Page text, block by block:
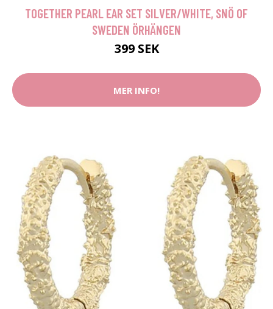
TOGETHER PEARL EAR SET SILVER/WHITE, SNÖ OF
SWEDEN ÖRHÄNGEN
399 SEK
MER INFO!